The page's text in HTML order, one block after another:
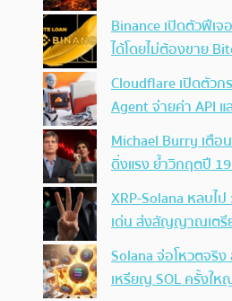
Binance เปิดตัวฟีเจ
ได้โดยไม่ต้องขาย
Cloudflare เปิดตัวก
Agent จ่ายค่า API แ
Michael Burry เตื
ดิ่งแรง ย้ำวิกฤตปี
XRP-Solana หลบไ
เด่น ส่งสัญญาณเตรี
Solana จ่อโหวตจริ
เหรียญ SOL ครั้งให